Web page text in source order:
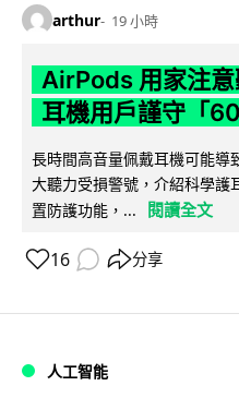
arthur 19 小時
AirPods 用家注
耳機用戶謹守「
長時間高音量佩戴耳機可能導
大聽力受損警號，介紹科學
置防護功能，...
閱讀全文
16 分享
人工智能